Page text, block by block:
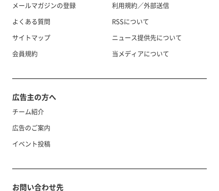
メールマガジンの登録
よくある質問
サイトマップ
会員規約
利用規約／外部送信
RSSについて
ニュース提供先について
当メディアについて
広告主の方へ
チーム紹介
広告のご案内
イベント投稿
お問い合わせ先